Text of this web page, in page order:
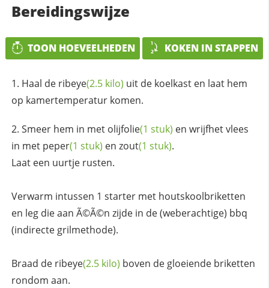
Bereidingswijze
TOON HOEVEELHEDEN KOKEN IN STAPPEN
Haal de ribeye(2.5 kilo) uit de koelkast en laat hem
op kamertemperatur komen.
Smeer hem in met olijfolie(1 stuk) en wrijfhet vlees
in met peper(1 stuk) en zout(1 stuk).
Laat een uurtje rusten.
Verwarm intussen 1 starter met houtskoolbriketten
en leg die aan Ã©Ã©n zijde in de (weberachtige) bbq
(indirecte grilmethode).
Braad de ribeye(2.5 kilo) boven de gloeiende briketten
rondom aan.